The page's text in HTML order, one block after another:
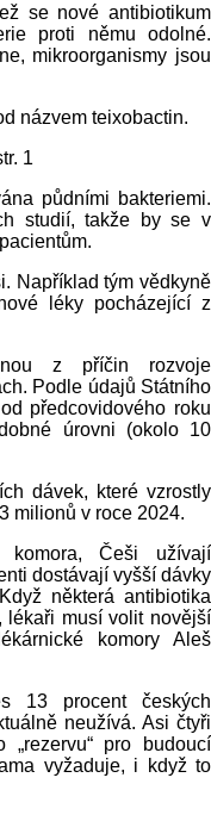
se nové antibiotikum
proti němu odolné.
mikroorganismy jsou
názvem teixobactin.
1
půdními bakteriemi.
studií, takže by se v
Například tým vědkyně
léky pocházející z
z příčin rozvoje
Podle údajů Státního
předcovidového roku
úrovni (okolo 10
dávek, které vzrostly
milionů v roce 2024.
komora, Češi užívají
dostávají vyšší dávky
některá antibiotika
lékaři musí volit novější
komory Aleš
13 procent českých
neužívá. Asi čtyři
pro budoucí
vyžaduje, i když to